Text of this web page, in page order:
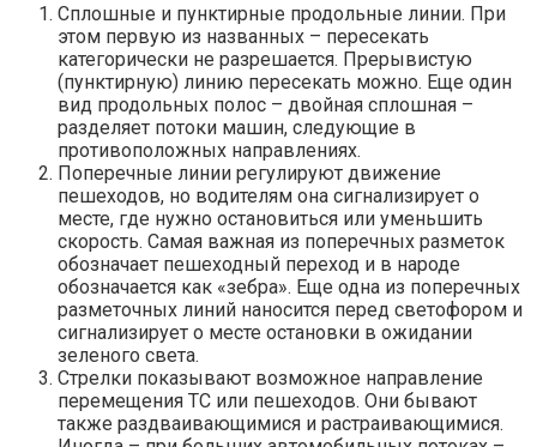
Сплошные и пунктирные продольные линии. При
этом первую из названных – пересекать
категорически не разрешается. Прерывистую
(пунктирную) линию пересекать можно. Еще один
вид продольных полос – двойная сплошная –
разделяет потоки машин, следующие в
противоположных направлениях.
Поперечные линии регулируют движение
пешеходов, но водителям она сигнализирует о
месте, где нужно остановиться или уменьшить
скорость. Самая важная из поперечных разметок
обозначает пешеходный переход и в народе
обозначается как «зебра». Еще одна из поперечных
разметочных линий наносится перед светофором и
сигнализирует о месте остановки в ожидании
зеленого света.
Стрелки показывают возможное направление
перемещения ТС или пешеходов. Они бывают
также раздваивающимися и растраивающимися.